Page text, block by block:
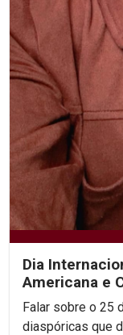
Dia
Americana e
Falar sobre o 25
diaspóricas que